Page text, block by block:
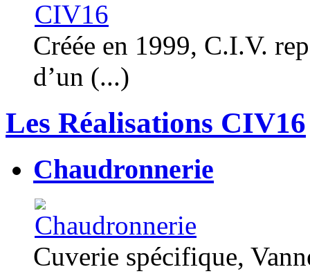
Créée en 1999, C.I.V.
d’un (...)
Les Réalisations CIV16
Chaudronnerie
Cuverie spécifique,